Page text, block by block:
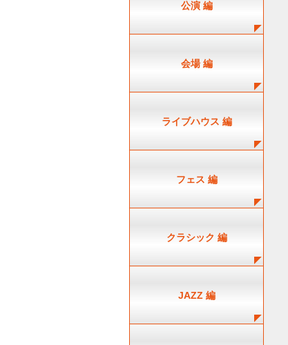
公演 編
会場 編
ライブハウス 編
フェス 編
クラシック 編
JAZZ 編